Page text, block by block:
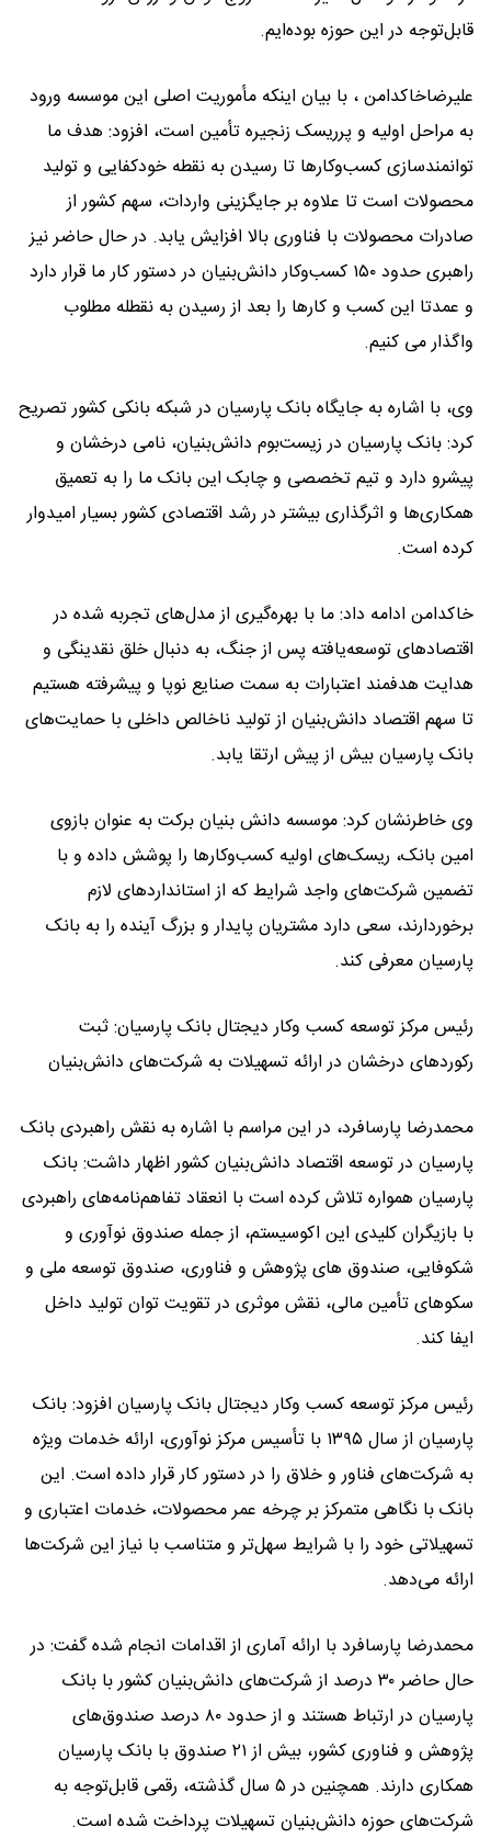
قابل‌توجه در این حوزه بوده‌ایم.
علیرضاخاکدامن ، با بیان اینکه مأموریت اصلی این موسسه ورود
به مراحل اولیه و پرریسک زنجیره تأمین است، افزود: هدف ما
توانمندسازی کسب‌وکارها تا رسیدن به نقطه خودکفایی و تولید
محصولات است تا علاوه بر جایگزینی واردات، سهم کشور از
صادرات محصولات با فناوری بالا افزایش یابد. در حال حاضر نیز
راهبری حدود ۱۵۰ کسب‌وکار دانش‌بنیان در دستور کار ما قرار دارد
و عمدتا این کسب و کارها را بعد از رسیدن به نقطله مطلوب
واگذار می کنیم.
وی، با اشاره به جایگاه بانک پارسیان در شبکه بانکی کشور تصریح
کرد: بانک پارسیان در زیست‌بوم دانش‌بنیان، نامی درخشان و
پیشرو دارد و تیم تخصصی و چابک این بانک ما را به تعمیق
همکاری‌ها و اثرگذاری بیشتر در رشد اقتصادی کشور بسیار امیدوار
کرده است.
خاکدامن ادامه داد: ما با بهره‌گیری از مدل‌های تجربه شده در
اقتصادهای توسعه‌یافته پس از جنگ، به دنبال خلق نقدینگی و
هدایت هدفمند اعتبارات به سمت صنایع نوپا و پیشرفته هستیم
تا سهم اقتصاد دانش‌بنیان از تولید ناخالص داخلی با حمایت‌های
بانک پارسیان بیش از پیش ارتقا یابد.
وی خاطرنشان کرد: موسسه دانش بنیان برکت به عنوان بازوی
امین بانک، ریسک‌های اولیه کسب‌وکارها را پوشش داده و با
تضمین شرکت‌های واجد شرایط که از استانداردهای لازم
برخوردارند، سعی دارد مشتریان پایدار و بزرگ آینده را به بانک
پارسیان معرفی کند.
رئیس مرکز توسعه کسب وکار دیجتال بانک پارسیان: ثبت
رکوردهای درخشان در ارائه تسهیلات به شرکت‌های دانش‌بنیان
محمدرضا پارسافرد، در این مراسم با اشاره به نقش راهبردی بانک
پارسیان در توسعه اقتصاد دانش‌بنیان کشور اظهار داشت: بانک
پارسیان همواره تلاش کرده است با انعقاد تفاهم‌نامه‌های راهبردی
با بازیگران کلیدی این اکوسیستم، از جمله صندوق نوآوری و
شکوفایی، صندوق های پژوهش و فناوری، صندوق توسعه ملی و
سکوهای تأمین مالی، نقش موثری در تقویت توان تولید داخل
ایفا کند.
رئیس مرکز توسعه کسب وکار دیجتال بانک پارسیان افزود: بانک
پارسیان از سال ۱۳۹۵ با تأسیس مرکز نوآوری، ارائه خدمات ویژه
به شرکت‌های فناور و خلاق را در دستور کار قرار داده است. این
بانک با نگاهی متمرکز بر چرخه عمر محصولات، خدمات اعتباری و
تسهیلاتی خود را با شرایط سهل‌تر و متناسب با نیاز این شرکت‌ها
ارائه می‌دهد.
محمدرضا پارسافرد با ارائه آماری از اقدامات انجام شده گفت: در
حال حاضر ۳۰ درصد از شرکت‌های دانش‌بنیان کشور با بانک
پارسیان در ارتباط هستند و از حدود ۸۰ درصد صندوق‌های
پژوهش و فناوری کشور، بیش از ۲۱ صندوق با بانک پارسیان
همکاری دارند. همچنین در ۵ سال گذشته، رقمی قابل‌توجه به
شرکت‌های حوزه دانش‌بنیان تسهیلات پرداخت شده است.